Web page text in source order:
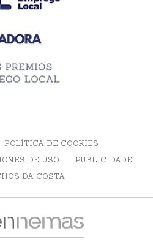
POLÍTICA DE COOKIES
DE USO
PUBLICIDADE
DA COSTA